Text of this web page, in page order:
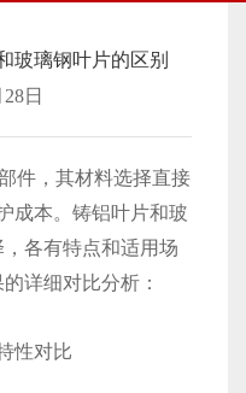
玻璃钢叶片的区别
日
件，其材料选择直接
成本。铸铝叶片和玻
各有特点和适用场
详细对比分析：
对比